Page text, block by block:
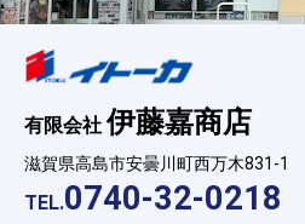
有限会社伊藤嘉商店
滋賀県高島市安曇川町西万木831-1
TEL.0740-32-0218